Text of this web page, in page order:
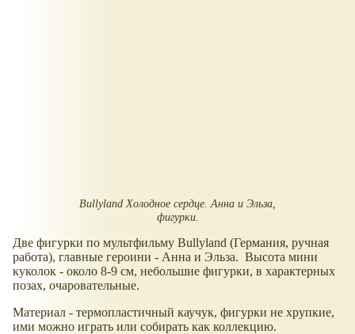
Bullyland Холодное сердце. Анна и Эльза,
фигурки.
Две фигурки по мультфильму Bullyland (Германия, ручная
работа), главные героини - Анна и Эльза. Высота мини
куколок - около 8-9 см, небольшие фигурки, в характерных
позах, очаровательные.
Материал - термопластичный каучук, фигурки не хрупкие,
ими можно играть или собирать как коллекцию.